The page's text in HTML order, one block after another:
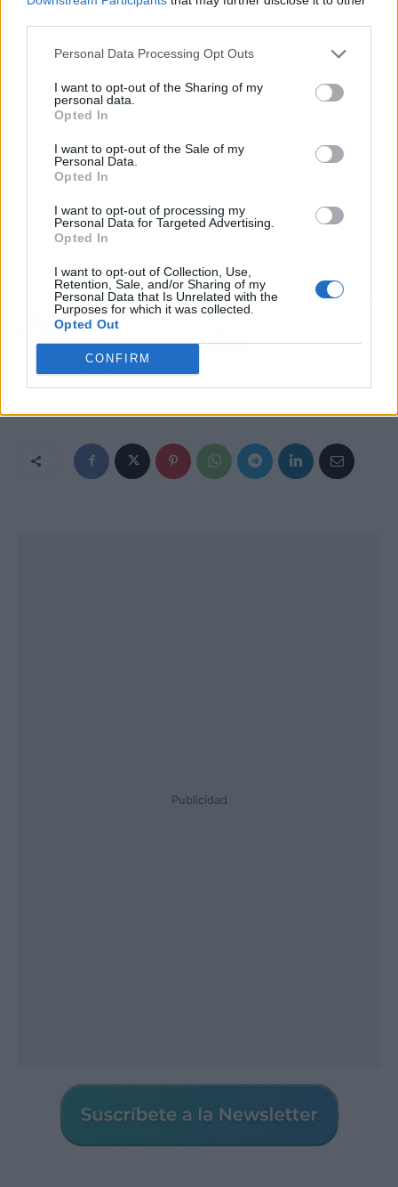
Personal Data Processing Opt Outs
I want to opt-out of the Sharing of my
personal data.
Opted In
I want to opt-out of the Sale of my
Personal Data.
Opted In
I want to opt-out of processing my
Personal Data for Targeted Advertising.
Opted In
I want to opt-out of Collection, Use,
Retention, Sale, and/or Sharing of my
Personal Data that Is Unrelated with the
Purposes for which it was collected.
Opted Out
CONFIRM
El chisme en 3 claves (TL;DR)
¿De qué va exactamente?
¿Por qué importa?La cifra es inédita y choca frontalmente
con el aumento del coste de vida en todo el mundo.
¿Por qué está en todos los móviles?
Porque la indignación
se ha adueñado de las redes y todo el mundo tiene una opinión
sobre el billón de Musk.
Artículo anterior
Sfera rebaja el vestido de
lino amarillo que arrasa
en El Corte Inglés (y es
ideal para el calor)
Artículo siguiente
qué las personas que
Publicidad